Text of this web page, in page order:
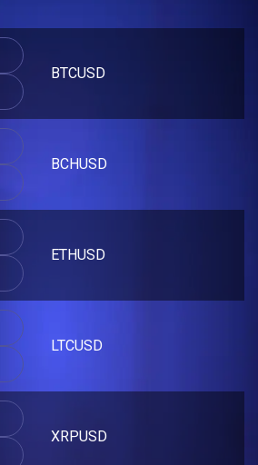
BTCUSD
BCHUSD
ETHUSD
LTCUSD
XRPUSD